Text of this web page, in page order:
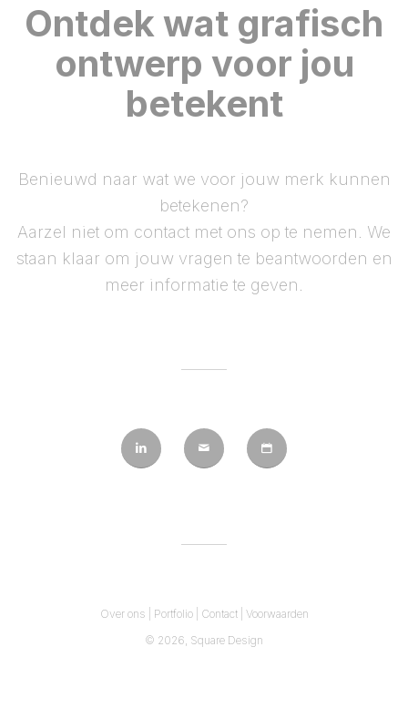
Ontdek wat grafisch
ontwerp voor jou
betekent
Benieuwd naar wat we voor jouw merk kunnen
betekenen?
Aarzel niet om contact met ons op te nemen. We
staan klaar om jouw vragen te beantwoorden en
meer informatie te geven.
Over ons Portfolio| Contact| Voorwaarden
© 2026, Square Design